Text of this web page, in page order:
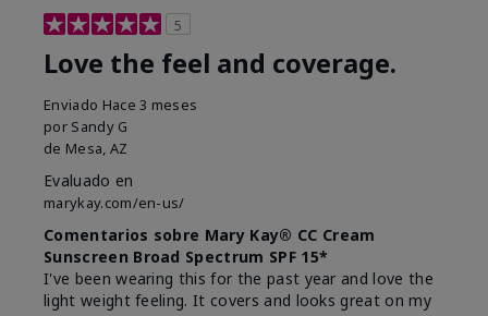
5
Love the feel and coverage.
Enviado Hace 3 meses
por Sandy G
de Mesa, AZ
Evaluado en
marykay.com/en-us/
Comentarios sobre Mary Kay® CC Cream
Sunscreen Broad Spectrum SPF 15*
I've been wearing this for the past year and love the
light weight feeling. It covers and looks great on my